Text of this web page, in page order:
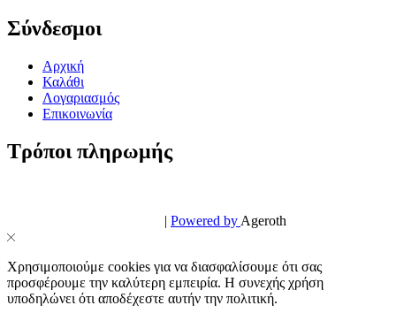
Σύνδεσμοι
Αρχική
Καλάθι
Λογαριασμός
Επικοινωνία
Τρόποι πληρωμής
| Powered by Ageroth
Χρησιμοποιούμε cookies για να διασφαλίσουμε ότι σας
προσφέρουμε την καλύτερη εμπειρία. Η συνεχής χρήση
υποδηλώνει ότι αποδέχεστε αυτήν την πολιτική.